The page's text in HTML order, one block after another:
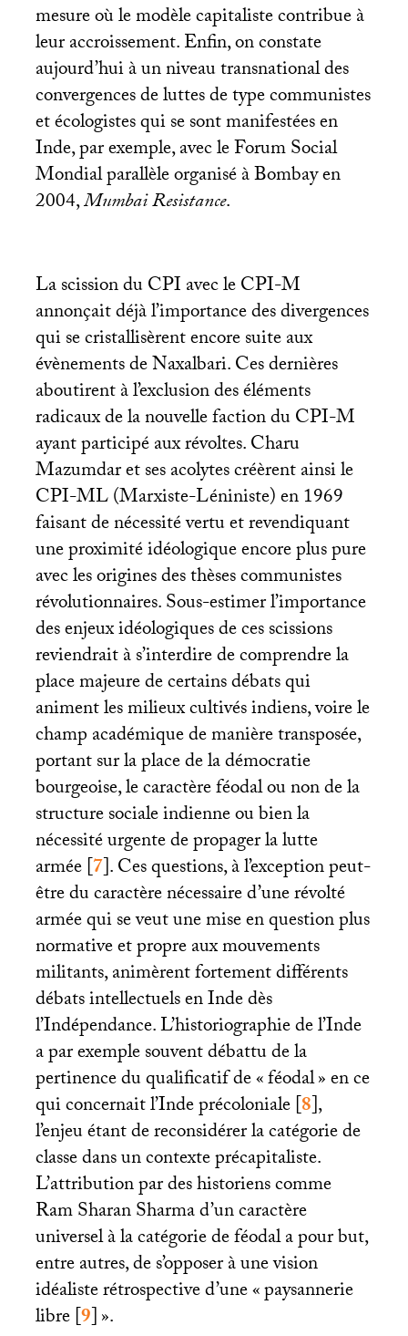
mesure où le modèle capitaliste contribue à
leur accroissement. Enfin, on constate
aujourd’hui à un niveau transnational des
convergences de luttes de type communistes
et écologistes qui se sont manifestées en
Inde, par exemple, avec le Forum Social
Mondial parallèle organisé à Bombay en
2004,Mumbai Resistance.
La scission duCPIavec leCPI-M
annonçait déjà l’importance des divergences
qui se cristallisèrent encore suite aux
évènements de Naxalbari. Ces dernières
aboutirent à l’exclusion des éléments
radicaux de la nouvelle faction duCPI-M
ayant participé aux révoltes. Charu
Mazumdar et ses acolytes créèrent ainsi le
CPI-ML(Marxiste-Léniniste) en 1969
faisant de nécessité vertu et revendiquant
une proximité idéologique encore plus pure
avec les origines des thèses communistes
révolutionnaires. Sous-estimer l’importance
des enjeux idéologiques de ces scissions
reviendrait à s’interdire de comprendre la
place majeure de certains débats qui
animent les milieux cultivés indiens, voire le
champ académique de manière transposée,
portant sur la place de la démocratie
bourgeoise, le caractère féodal ou non de la
structure sociale indienne ou bien la
nécessité urgente de propager la lutte
armée[7]. Ces questions, à l’exception peut-
être du caractère nécessaire d’une révolté
armée qui se veut une mise en question plus
normative et propre aux mouvements
militants, animèrent fortement différents
débats intellectuels en Inde dès
l’Indépendance. L’historiographie de l’Inde
a par exemple souvent débattu de la
pertinence du qualificatif de «féodal» en ce
qui concernait l’Inde précoloniale[8],
l’enjeu étant de reconsidérer la catégorie de
classe dans un contexte précapitaliste.
L’attribution par des historiens comme
Ram Sharan Sharma d’un caractère
universel à la catégorie de féodal a pour but,
entre autres, de s’opposer à une vision
idéaliste rétrospective d’une «paysannerie
libre[9]».